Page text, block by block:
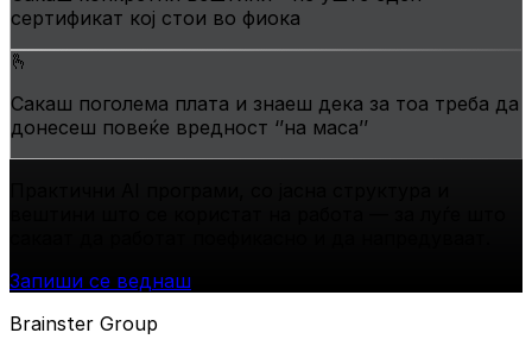
сертификат кој стои во фиока
🫰
Сакаш поголема плата и знаеш дека за тоа треба да
донесеш повеќе вредност ‘’на маса’’
Запиши се веднаш
Brainster Group